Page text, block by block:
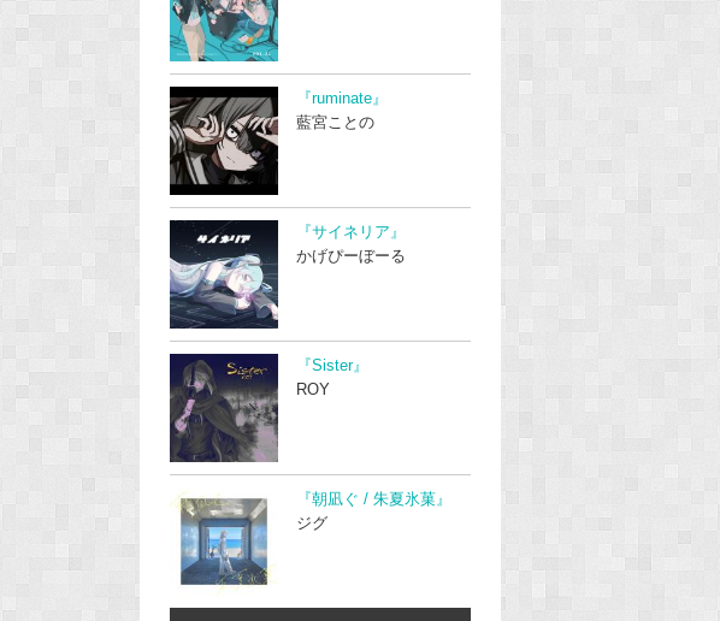
『ruminate』
藍宮ことの
『サイネリア』
かげぴーぼーる
『Sister』
ROY
『朝凪ぐ / 朱夏氷菓』
ジグ